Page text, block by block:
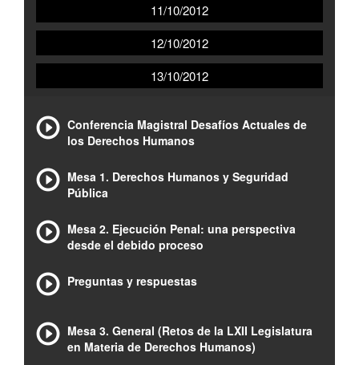
11/10/2012
12/10/2012
13/10/2012
Conferencia Magistral Desafíos Actuales de
los Derechos Humanos
Mesa 1. Derechos Humanos y Seguridad
Pública
Mesa 2. Ejecución Penal: una perspectiva
desde el debido proceso
Preguntas y respuestas
Mesa 3. General (Retos de la LXII Legislatura
en Materia de Derechos Humanos)